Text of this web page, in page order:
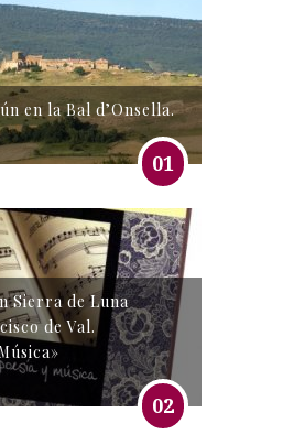
en la Bal d’Onsella.
01
Sierra de Luna
de Val.
02